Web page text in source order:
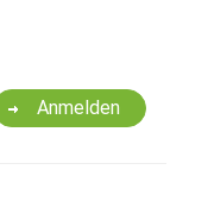
Anmelden